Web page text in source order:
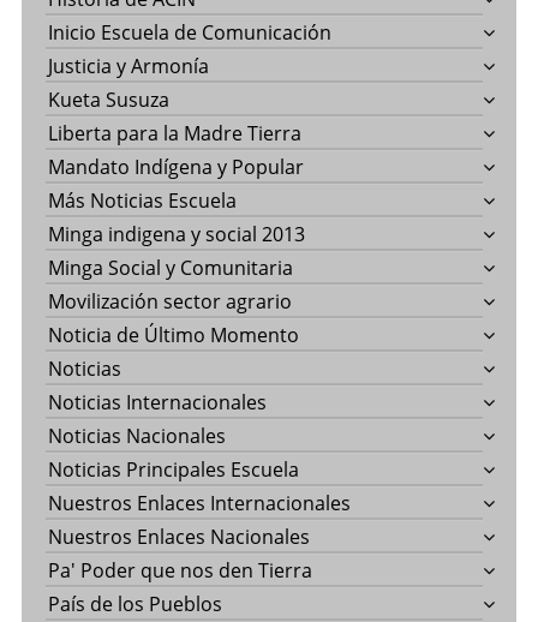
Inicio Escuela de Comunicación
Justicia y Armonía
Kueta Susuza
Liberta para la Madre Tierra
Mandato Indígena y Popular
Más Noticias Escuela
Minga indigena y social 2013
Minga Social y Comunitaria
Movilización sector agrario
Noticia de Último Momento
Noticias
Noticias Internacionales
Noticias Nacionales
Noticias Principales Escuela
Nuestros Enlaces Internacionales
Nuestros Enlaces Nacionales
Pa' Poder que nos den Tierra
País de los Pueblos